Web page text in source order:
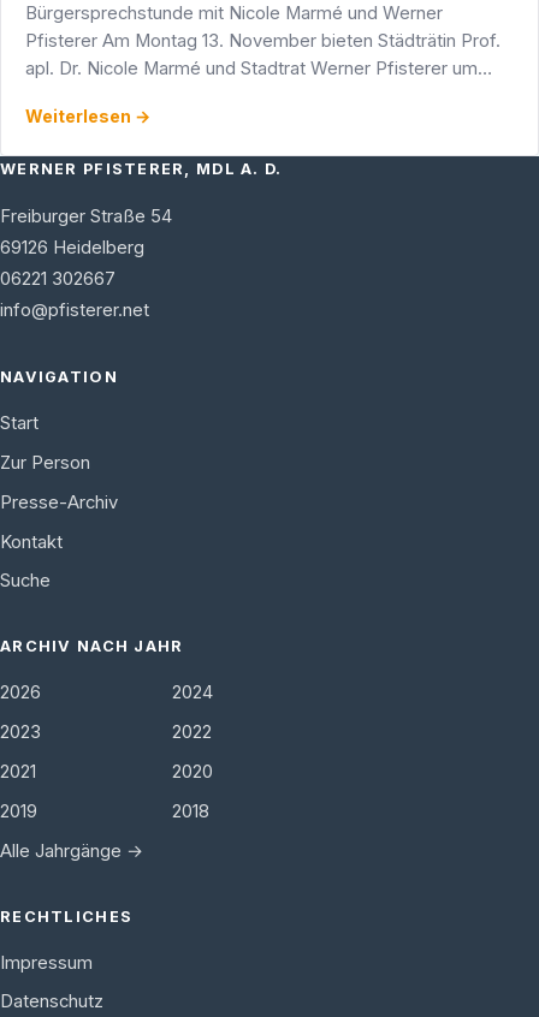
Bürgersprechstunde mit Nicole Marmé und Werner
Pfisterer Am Montag 13. November bieten Städträtin Prof.
apl. Dr. Nicole Marmé und Stadtrat Werner Pfisterer um
…
Weiterlesen →
WERNER PFISTERER, MDL A. D.
Freiburger Straße 54
69126 Heidelberg
06221 302667
info@pfisterer.net
NAVIGATION
Start
Zur Person
Presse-Archiv
Kontakt
Suche
ARCHIV NACH JAHR
2026
2024
2023
2022
2021
2020
2019
2018
Alle Jahrgänge →
RECHTLICHES
Impressum
Datenschutz